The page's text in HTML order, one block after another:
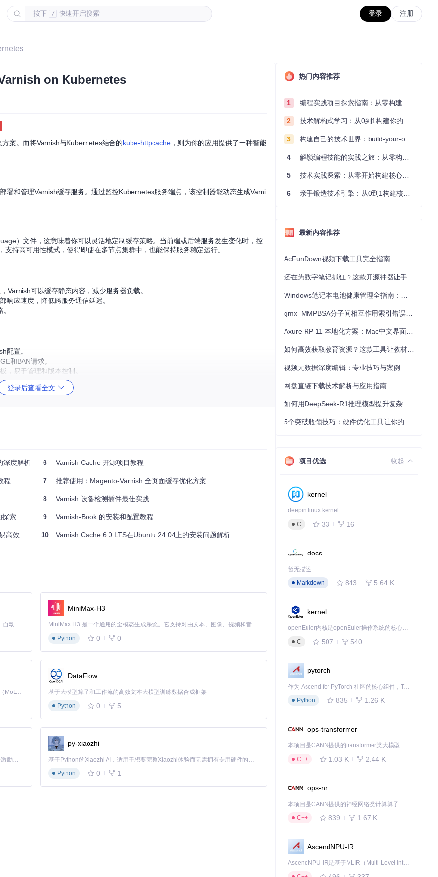
按下 / 快速开启搜索 登录 注册
on Kubernetes
案。而将Varnish与Kubernetes结合的kube-httpcache ，则为你的应用提供了一种智能
和管理Varnish缓存服务。通过监控Kubernetes服务端点，该控制器能动态生成Varni
）文件，这意味着你可以灵活地定制缓存策略。当前端或后端服务发生变化时，控
持高可用性模式，使得即使在多节点集群中，也能保持服务稳定运行。
Varnish可以缓存静态内容，减少服务器负载。
响应速度，降低跨服务通信延迟。
配置。
和BAN请求。
，易于管理和版本控制。
环境。
强大的工具，无论是提升用户体验还是优化后端服务，都是值得尝试的优秀解决方
登录后查看全文
深度解析
程
探索
理接口
6 Varnish Cache 开源项目教程
7 推荐使用：Magento-Varnish 全页面缓存优化方案
8 Varnish 设备检测插件最佳实践
9 Varnish-Book 的安装和配置教程
10 Varnish Cache 6.0 LTS在Ubuntu 24.04上的安装问题解析
Claude Code 的开源替代方案。连接任意大模型，编辑代码，运行命令，自动验证 — 全自动执行。用 Rust 构建，极致性能。 ｜ An open-source alternative to Claude Code. Connect any LLM, edit code, run commands, and verify changes — autonomously. Built in Rust for speed. Get Started
MiniMax-H3
MiniMax H3 是一个通用的全模态生成系统。它支持对由文本、图像、视频和音频组成的多模态上下文进行统一理解，并能生成分辨率高达 2K、时长可达 15 秒的带原生立体声音频的视频。得益于面向任务泛化的系统设计，H3 在预训练阶段就已具备广泛的多模态上下文理解与生成能力，能够出色地执行复杂的多模态指令。
Python
0 0
Kimi K3 是Kimi能力最强的模型：这是一个拥有 2.8 万亿参数的混合专家（MoE）模型，具备原生视觉理解能力，并支持 100 万 token 的上下文窗口。
DataFlow
基于大模型算子和工作流的高效文本大模型训练数据合成框架
Python
0 5
「源启盛夏」暑期校园开发者成长计划旨在激活校园开源力量，通过积分激励、认证扶持、资源倾斜等形式，引导高校组织和开发者完成「入驻 — 建项目 — 做贡献 — 获认证 — 得资源」的完整闭环。无论你是想带领社团入驻平台的组织者，还是希望用代码贡献证明自己的开发者，都能在这里找到属于你的成长路径。
py-xiaozhi
基于Python的Xiaozhi AI，适用于想要完整Xiaozhi体验而无需拥有专用硬件的用户。
Python
0 1
热门内容推荐
1 编程实践项目探索指南：从零构建技术能力体系
2 技术解构式学习：从0到1构建你的编程知识体系
3 构建自己的技术世界：build-your-own-x项目的实践探索指南
4 解锁编程技能的实践之旅：从零构建你的技术世界
5 技术实践探索：从零开始构建核心系统的实践指南
6 亲手锻造技术引擎：从0到1构建核心系统的实践指南
最新内容推荐
AcFunDown视频下载工具完全指南
视频元数据深度编辑：专业技巧与案例
网盘直链下载技术解析与应用指南
项目优选 收起
kernel
deepin linux kernel
C
33 16
docs
暂无描述
Markdown
843 5.64 K
kernel
openEuler内核是openEuler操作系统的核心，既是系统性能与稳定性的基石，也是连接处理器、设备与服务的桥梁。
C
507 540
pytorch
作为 Ascend for PyTorch 社区的核心组件，TorchNPU 是昇腾专为 PyTorch 打造的深度学习适配插件，使 PyTorch 框架能够直接调用昇腾 NPU，为开发者提供昇腾 AI 处理器的超强算力。
Python
835 1.26 K
ops-transformer
本项目是CANN提供的transformer类大模型算子库，实现网络在NPU上加速计算。
C++
1.03 K 2.44 K
ops-nn
本项目是CANN提供的神经网络类计算算子库，实现网络在NPU上加速计算。
C++
839 1.67 K
AscendNPU-IR
AscendNPU-IR是基于MLIR（Multi-Level Intermediate Representation）构建的，面向昇腾亲和算子编译时使用的中间表示，提供昇腾完备表达能力，通过编译优化提升昇腾AI处理器计算效率，支持通过生态框架使能昇腾AI处理器与深度调优